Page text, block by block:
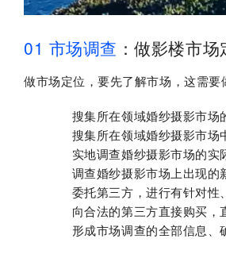
01 市场调查 ：做影楼市
做市场定位，要先了解市场，这需要
搜集所在领域婚纱摄影市
搜集所在领域婚纱摄影市
实地调查婚纱摄影市场的
调查婚纱摄影市场上出现
委托第三方，进行有针对
向合法的第三方直接购买
形成市场调查的全部信息、